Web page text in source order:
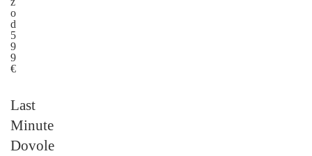
o
d
5
9
9
€
Last
Minute
Dovole